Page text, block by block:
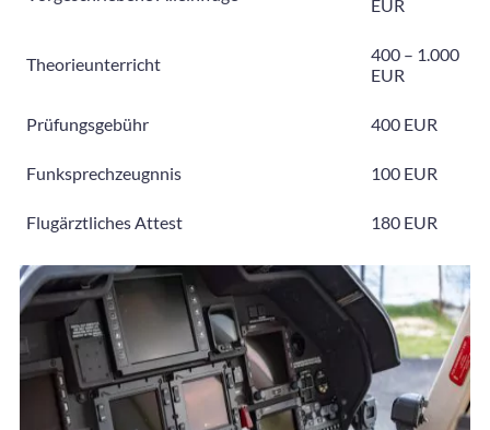
EUR
Theorieunterricht
400 – 1.000
EUR
Prüfungsgebühr 400 EUR
Funksprechzeugnnis 100 EUR
Flugärztliches Attest 180 EUR